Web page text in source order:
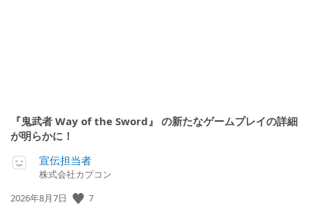
『鬼武者 Way of the Sword』 の新たなゲームプレイの詳細
が明らかに！
宣伝担当者
株式会社カプコン
公
2026年8月7日 7